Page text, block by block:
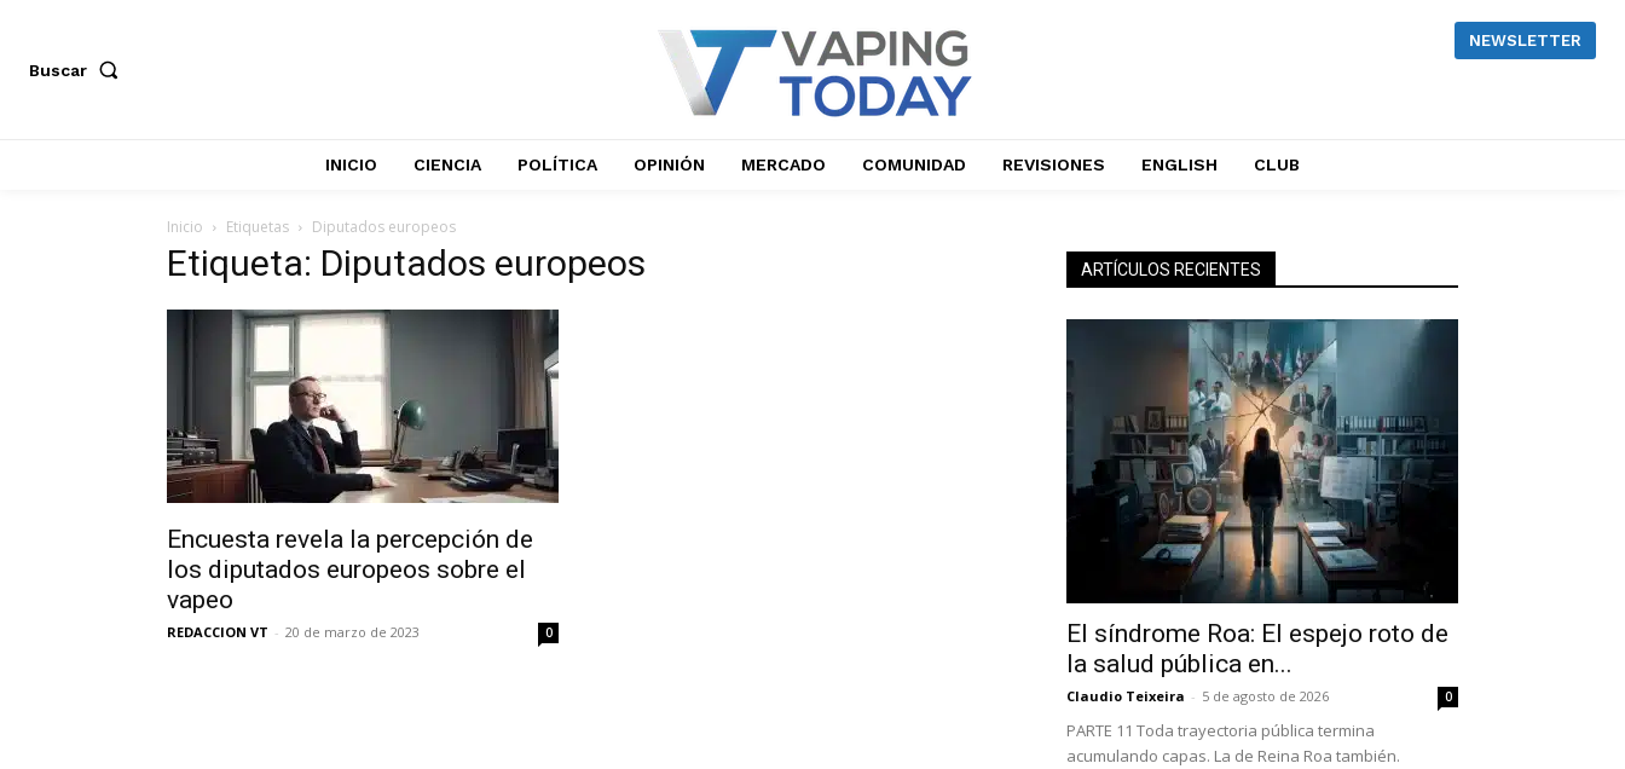
Buscar
NEWSLETTER
INICIO CIENCIA POLÍTICA OPINIÓN MERCADO COMUNIDAD REVISIONES ENGLISH CLUB
Inicio Etiquetas Diputados europeos
Etiqueta: Diputados europeos
Encuesta revela la percepción de
los diputados europeos sobre el
vapeo
REDACCION VT - 20 de marzo de 2023 0
ARTÍCULOS RECIENTES
El síndrome Roa: El espejo roto de
la salud pública en...
Claudio Teixeira - 5 de agosto de 2026 0
PARTE 11 Toda trayectoria pública termina
acumulando capas. La de Reina Roa también.